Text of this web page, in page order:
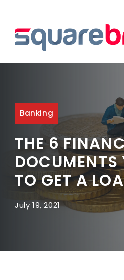
content
Banking
THE 6
DOCUMENTS
TO GET A
July 19, 2021